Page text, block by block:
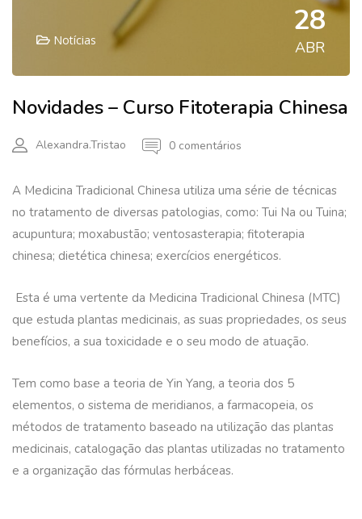
Notícias
28
ABR
Novidades – Curso Fitoterapia Chinesa
Alexandra.tristao 0 comentários
A Medicina Tradicional Chinesa utiliza uma série de técnicas
no tratamento de diversas patologias, como: Tui Na ou Tuina;
acupuntura; moxabustão; ventosasterapia; fitoterapia
chinesa; dietética chinesa; exercícios energéticos.
Esta é uma vertente da Medicina Tradicional Chinesa (MTC)
que estuda plantas medicinais, as suas propriedades, os seus
benefícios, a sua toxicidade e o seu modo de atuação.
Tem como base a teoria de Yin Yang, a teoria dos 5
elementos, o sistema de meridianos, a farmacopeia, os
métodos de tratamento baseado na utilização das plantas
medicinais, catalogação das plantas utilizadas no tratamento
e a organização das fórmulas herbáceas.